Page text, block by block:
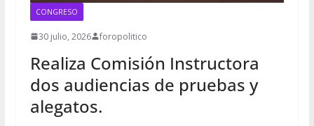
CONGRESO
30 julio, 2026 foropolitico
Realiza Comisión Instructora
dos audiencias de pruebas y
alegatos.